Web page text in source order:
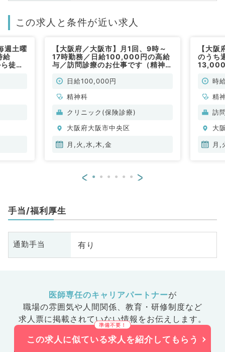
この求人と条件が近い求人
週土曜
給
徒歩
【大阪府／大阪市】月1回、9時～
17時勤務／日給100,000円の高給
与／訪問診療のお仕事です（精神科
日給100,000円
精神科
クリニック(保険診療)
大阪府大阪市中央区
月,火,水,木,金
【大
のうち
（精神
時
精
訪
大
月,
< >
手当/福利厚生
通勤手当 有り
医師専任のキャリアパートナーが
職場の雰囲気や人間関係、 教育・研修制度など
求人票に掲載されていない情報をお伝えします。
この求人に似ている求人を紹介してもらう